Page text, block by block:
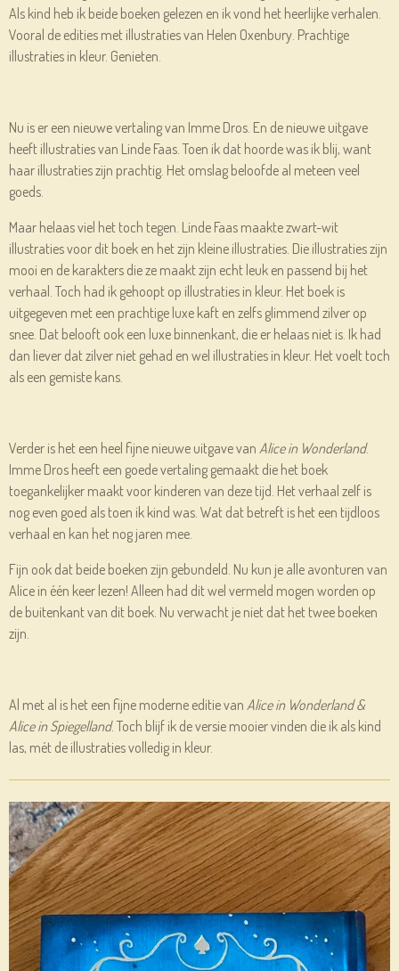
Als kind heb ik beide boeken gelezen en ik vond het heerlijke verhalen.
Vooral de edities met illustraties van Helen Oxenbury. Prachtige
illustraties in kleur. Genieten.
Nu is er een nieuwe vertaling van Imme Dros. En de nieuwe uitgave
heeft illustraties van Linde Faas. Toen ik dat hoorde was ik blij, want
haar illustraties zijn prachtig. Het omslag beloofde al meteen veel
goeds.
Maar helaas viel het toch tegen. Linde Faas maakte zwart-wit
illustraties voor dit boek en het zijn kleine illustraties. Die illustraties zijn
mooi en de karakters die ze maakt zijn echt leuk en passend bij het
verhaal. Toch had ik gehoopt op illustraties in kleur. Het boek is
uitgegeven met een prachtige luxe kaft en zelfs glimmend zilver op
snee. Dat belooft ook een luxe binnenkant, die er helaas niet is. Ik had
dan liever dat zilver niet gehad en wel illustraties in kleur. Het voelt toch
als een gemiste kans.
Verder is het een heel fijne nieuwe uitgave van Alice in Wonderland.
Imme Dros heeft een goede vertaling gemaakt die het boek
toegankelijker maakt voor kinderen van deze tijd. Het verhaal zelf is
nog even goed als toen ik kind was. Wat dat betreft is het een tijdloos
verhaal en kan het nog jaren mee.
Fijn ook dat beide boeken zijn gebundeld. Nu kun je alle avonturen van
Alice in één keer lezen! Alleen had dit wel vermeld mogen worden op
de buitenkant van dit boek. Nu verwacht je niet dat het twee boeken
zijn.
Al met al is het een fijne moderne editie van Alice in Wonderland &
Alice in Spiegelland. Toch blijf ik de versie mooier vinden die ik als kind
las, mét de illustraties volledig in kleur.